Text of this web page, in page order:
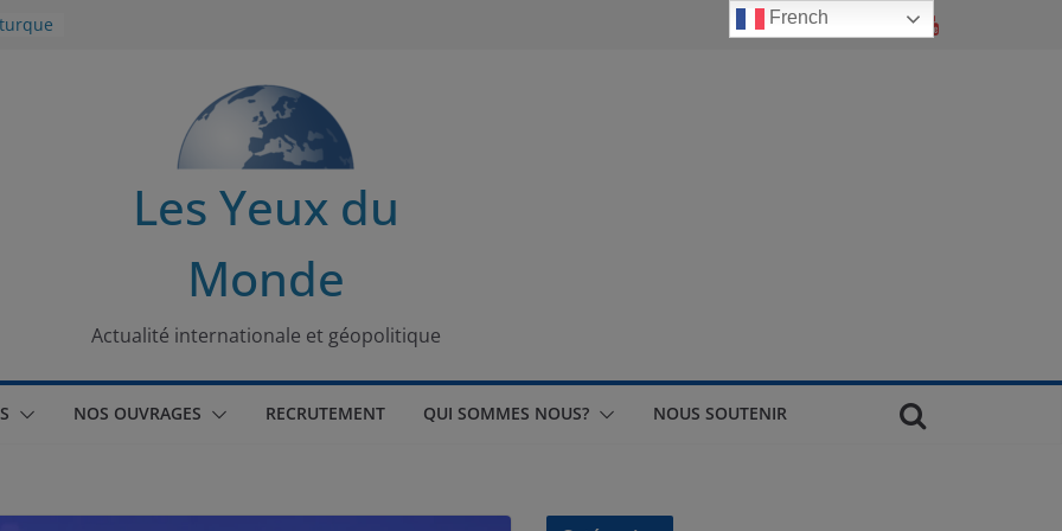
Les Yeux du
Monde
Actualité internationale et géopolitique
NOS OUVRAGES RECRUTEMENT QUI SOMMES NOUS? NOUS SOUTENIR
French